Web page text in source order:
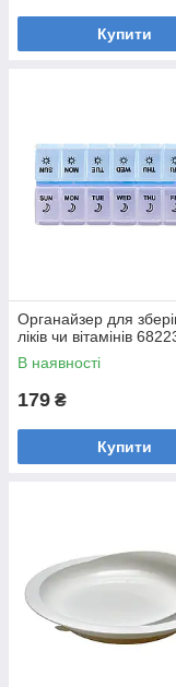
Купити
Органайзер для
ліків чи вітамінів
В наявності
179 ₴
Купити